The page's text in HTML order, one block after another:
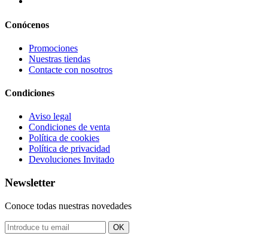
Conócenos
Promociones
Nuestras tiendas
Contacte con nosotros
Condiciones
Aviso legal
Condiciones de venta
Política de cookies
Política de privacidad
Devoluciones Invitado
Newsletter
Conoce todas nuestras novedades
OK